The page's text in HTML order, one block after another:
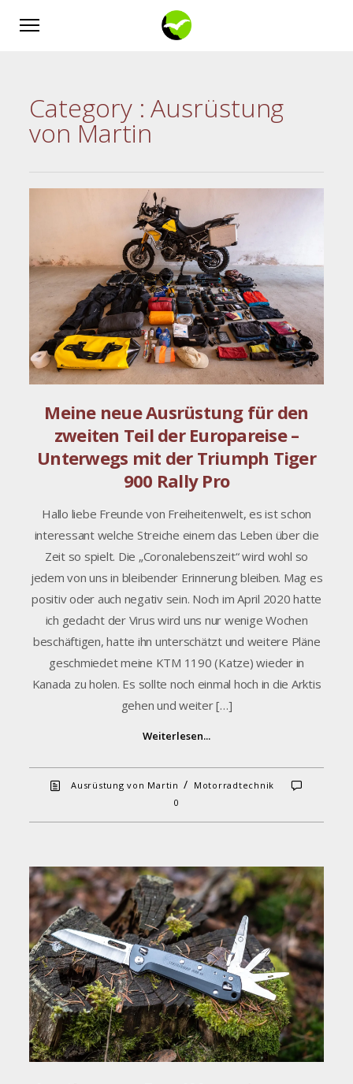
Category :Ausrüstung
von Martin
Meine neue Ausrüstung für den
zweiten Teil der Europareise –
Unterwegs mit der Triumph Tiger
900 Rally Pro
Hallo liebe Freunde von Freiheitenwelt, es ist schon
interessant welche Streiche einem das Leben über die
Zeit so spielt. Die „Coronalebenszeit“ wird wohl so
jedem von uns in bleibender Erinnerung bleiben. Mag es
positiv oder auch negativ sein. Noch im April 2020 hatte
ich gedacht der Virus wird uns nur wenige Wochen
beschäftigen, hatte ihn unterschätzt und weitere Pläne
geschmiedet meine KTM 1190 (Katze) wieder in
Kanada zu holen. Es sollte noch einmal hoch in die Arktis
gehen und weiter […]
Weiterlesen...
Ausrüstung von Martin / Motorradtechnik
0